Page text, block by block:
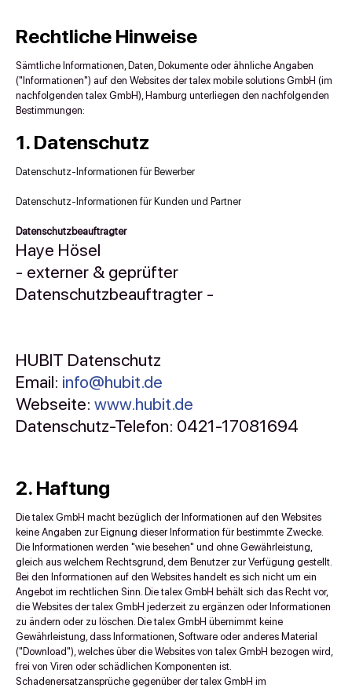
Rechtliche Hinweise
Sämtliche Informationen, Daten, Dokumente oder ähnliche Angaben
("Informationen") auf den Websites der talex mobile solutions GmbH (im
nachfolgenden talex GmbH), Hamburg unterliegen den nachfolgenden
Bestimmungen:
1. Datenschutz
Datenschutz-Informationen für Bewerber
Datenschutz-Informationen für Kunden und Partner
Datenschutzbeauftragter
Haye Hösel
- externer & geprüfter
Datenschutzbeauftragter -
HUBIT Datenschutz
Email: info@hubit.de
Webseite: www.hubit.de
Datenschutz-Telefon: 0421-17081694
2. Haftung
Die talex GmbH macht bezüglich der Informationen auf den Websites
keine Angaben zur Eignung dieser Information für bestimmte Zwecke.
Die Informationen werden "wie besehen" und ohne Gewährleistung,
gleich aus welchem Rechtsgrund, dem Benutzer zur Verfügung gestellt.
Bei den Informationen auf den Websites handelt es sich nicht um ein
Angebot im rechtlichen Sinn. Die talex GmbH behält sich das Recht vor,
die Websites der talex GmbH jederzeit zu ergänzen oder Informationen
zu ändern oder zu löschen. Die talex GmbH übernimmt keine
Gewährleistung, dass Informationen, Software oder anderes Material
("Download"), welches über die Websites von talex GmbH bezogen wird,
frei von Viren oder schädlichen Komponenten ist.
Schadenersatzansprüche gegenüber der talex GmbH im